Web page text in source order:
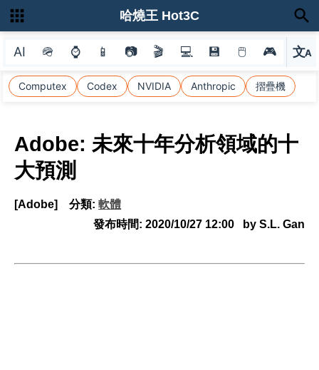
AI 🪖 ⌚ 📱 📷 🎬 💻 💾 🖱 🎮 文A
選
Computex Codex NVIDIA Anthropic 摺疊機
哈燒王 Hot3C
Adobe: 未來十年分析領域的十
大預測
[Adobe] 分類: 軟體
發布時間: 2020/10/27 12:00 by S.L. Gan